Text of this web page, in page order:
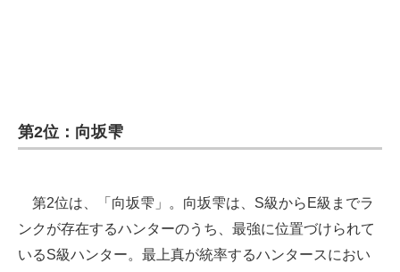
第2位：向坂雫
第2位は、「向坂雫」。向坂雫は、S級からE級までラ
ンクが存在するハンターのうち、最強に位置づけられて
いるS級ハンター。最上真が統率するハンタースにおい